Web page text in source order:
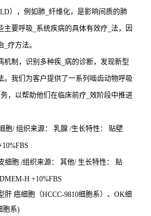
），例如肺_纤维化，是影响间质的肺
主要呼吸_系统疾病的具体有效疗_法，因
疗方法。
机制，识别多种疾_病的诊断，发现新型
。我们为客户提供了一系列啮齿动物呼吸
，以帮助他们在临床前疗_效阶段中推进
胞/ 组织来源： 乳腺 /生长特性： 贴壁
细胞 /组织来源： 其他/ 生长特性： 贴
H +10%FBS
肝 癌细胞（HCCC-9810细胞系）、OK细
胞系)